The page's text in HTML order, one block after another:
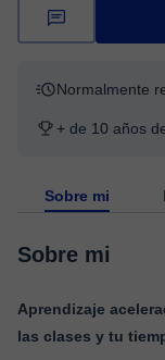
Normalmente
+ de 10 años
Sobre mi
Sobre mi
Aprendizaje
las clases y tu